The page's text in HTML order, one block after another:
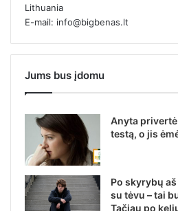
Lithuania
E-mail: info@bigbenas.lt
Jums bus įdomu
Anyta
testą, o jis
Po skyrybų
su tėvu – tai
Tačiau po